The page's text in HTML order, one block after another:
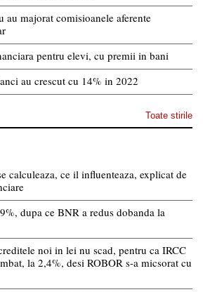
au majorat comisioanele aferente
pentru elevi, cu premii in bani
au crescut cu 14% in 2022
Toate stirile
calculeaza, ce il influenteaza, explicat de
dupa ce BNR a redus dobanda la
noi in lei nu scad, pentru ca IRCC
la 2,4%, desi ROBOR s-a micsorat cu